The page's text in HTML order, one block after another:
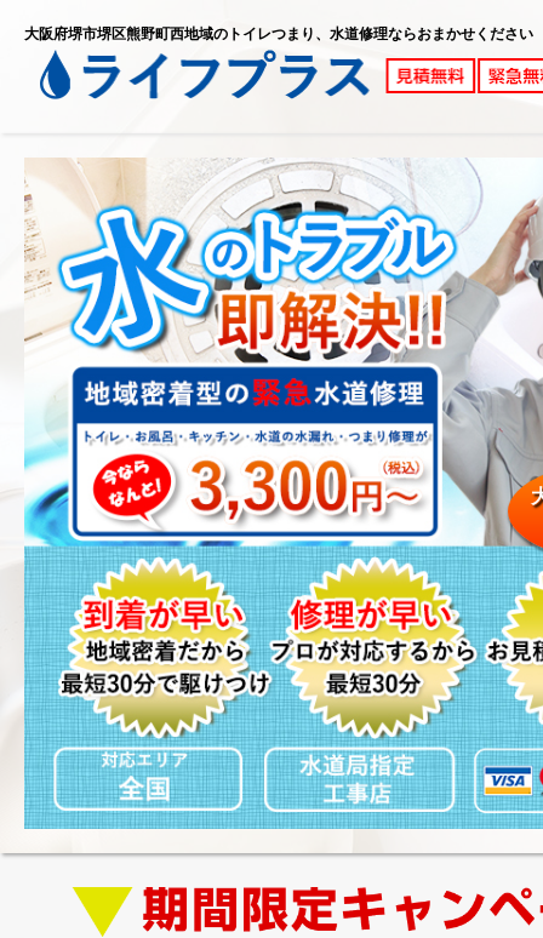
大阪府堺市堺区熊野町西地域のトイレつまり、水道修理ならおまかせください